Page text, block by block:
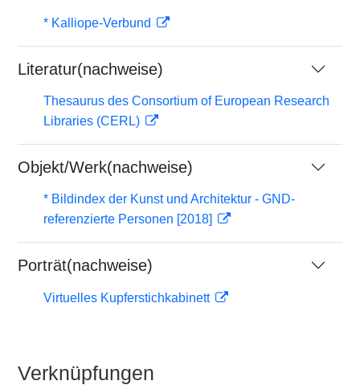
* Kalliope-Verbund
Literatur(nachweise)
Thesaurus des Consortium of European Research
Libraries (CERL)
Objekt/Werk(nachweise)
* Bildindex der Kunst und Architektur - GND-
referenzierte Personen [2018]
Porträt(nachweise)
Virtuelles Kupferstichkabinett
Verknüpfungen